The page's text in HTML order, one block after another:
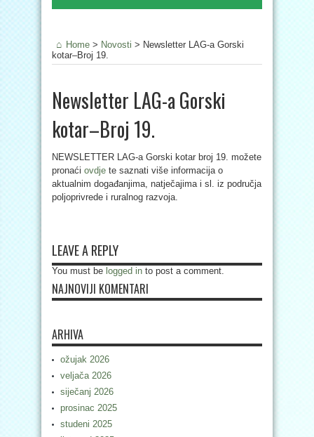
Home > Novosti > Newsletter LAG-a Gorski
kotar–Broj 19.
Newsletter LAG-a Gorski
kotar–Broj 19.
NEWSLETTER LAG-a Gorski kotar broj 19. možete
pronaći ovdje te saznati više informacija o
aktualnim događanjima, natječajima i sl. iz područja
poljoprivrede i ruralnog razvoja.
LEAVE A REPLY
You must be logged in to post a comment.
NAJNOVIJI KOMENTARI
ARHIVA
ožujak 2026
veljača 2026
siječanj 2026
prosinac 2025
studeni 2025